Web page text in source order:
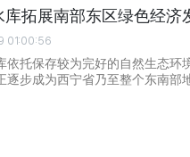
库拓展南部东区绿色经济
01:00:56
依托保存较为完好的自然生态环
逐步成为西宁省乃至整个东南部